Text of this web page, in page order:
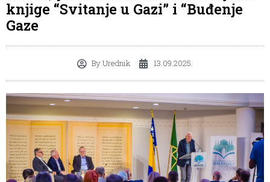
knjige “Svitanje u Gazi” i “Buđenje
Gaze
ByUrednik 13.09.2025.